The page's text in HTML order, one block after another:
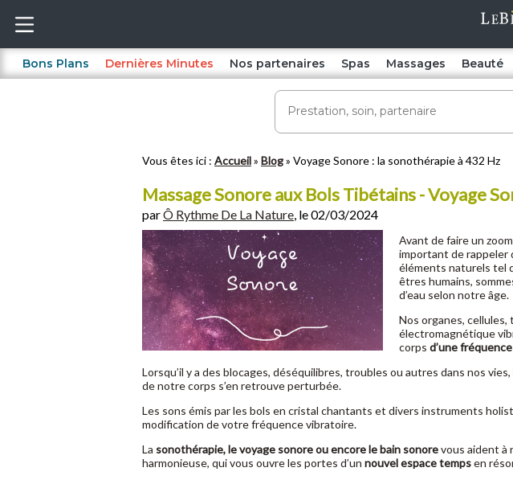
Bons Plans Dernières Minutes Nos partenaires Spas Massages Beauté
Vous êtes ici : Accueil Blog Voyage Sonore : la sonothérapie à 432 Hz
Massage Sonore aux Bols Tibétains - Voyage
parÔ Rythme De La Nature, le 02/03/2024
Avant de faire un
important de rappeler
éléments naturels tel
êtres humains,
d’eau selon notre âge.
Nos organes, cellules,
électromagnétique
corps d’une
Lorsqu’il y a des blocages, déséquilibres, troubles ou autres dans nos
de notre corps s’en retrouve perturbée.
Les sons émis par les bols en cristal chantants et divers instruments
modification de votre fréquence vibratoire.
La sonothérapie, le voyage sonore ou encore le bain sonorevous aident à
harmonieuse, qui vous ouvre les portes d’un nouvel espace tempsen